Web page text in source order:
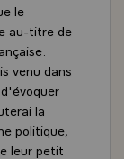
le
au-titre de
venu dans
la
politique,
leur petit